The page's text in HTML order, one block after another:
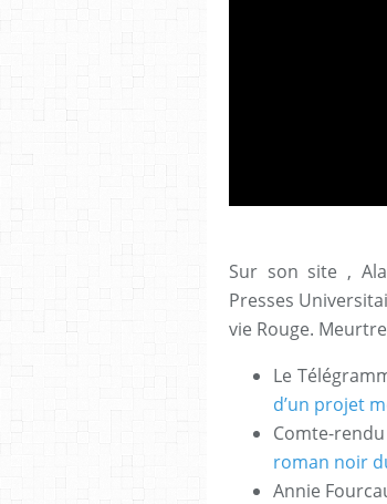
Sur son site ,
Presses
vie Rouge.
Le
d’un projet
Comte-
roman noir
Annie